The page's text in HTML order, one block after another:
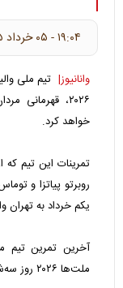
۱۹:۰۴ - ۰۵ خرداد ۱۴۰۵
وانانیوز|
خواهد کرد.
روبرتو پیاتزا و
یکم خرداد به
آخرین تمرین تیم
ملت‌ها ۲۰۲۶ روز سه‌شنبه پنجم خرداد از ساعت ۱۷ تا ۱۹ برگزار می‌شود.